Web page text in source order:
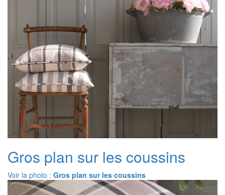
Gros plan sur les coussins
Voir la photo : Gros plan sur les coussins